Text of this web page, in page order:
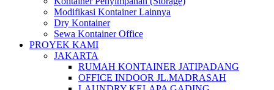
Modifikasi Kontainer Lainnya
Dry Kontainer
Sewa Kontainer Office
PROYEK KAMI
JAKARTA
RUMAH KONTAINER JATIPADANG
OFFICE INDOOR JL.MADRASAH